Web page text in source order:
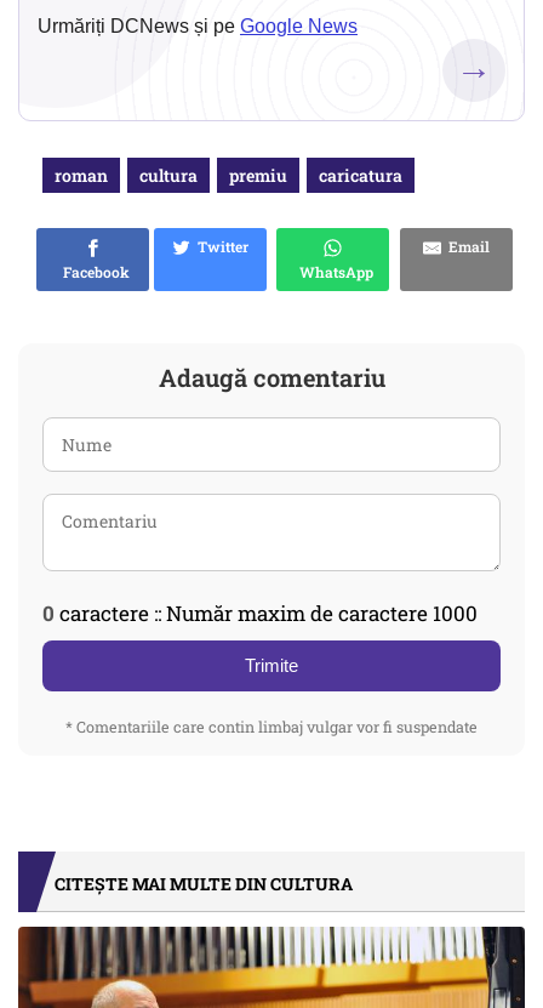
Urmăriți DCNews și pe Google News
→
roman cultura premiu caricatura
Facebook
Twitter
WhatsApp
Email
Adaugă comentariu
0 caractere :: Număr maxim de caractere 1000
Trimite
* Comentariile care contin limbaj vulgar vor fi suspendate
CITEȘTE MAI MULTE DIN CULTURA